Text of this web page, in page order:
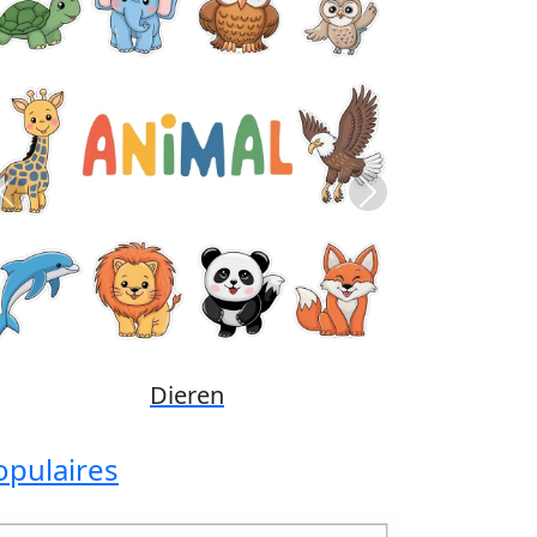
Disney
Previous Next